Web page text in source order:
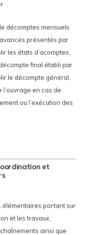
décomptes mensuels
présentés par
les états d’acomptes,
final établi par
le décompte général,
en cas de
ou l’exécution des
et
élémentaires portant sur
et les travaux,
ainsi que